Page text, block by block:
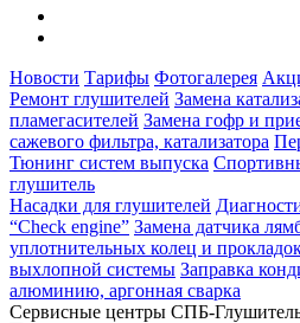
Новости Тарифы Фотогалерея
Ремонт глушителей Замена
пламегасителей Замена гофр и
сажевого фильтра, катализатора
Тюнинг систем выпуска
глушитель
Насадки для глушителей
“Check engine” Замена датчика
уплотнительных колец и
выхлопной системы Заправка
алюминию, аргонная сварка
Сервисные центры СПБ-